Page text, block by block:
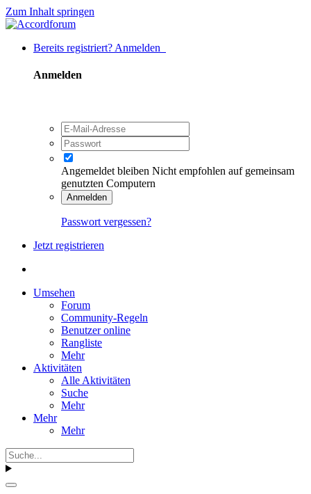
Zum Inhalt springen
Bereits registriert? Anmelden
Anmelden
Angemeldet bleiben Nicht empfohlen auf gemeinsam
genutzten Computern
Anmelden
Passwort vergessen?
Jetzt registrieren
Umsehen
Forum
Community-Regeln
Benutzer online
Rangliste
Mehr
Aktivitäten
Alle Aktivitäten
Suche
Mehr
Mehr
Mehr